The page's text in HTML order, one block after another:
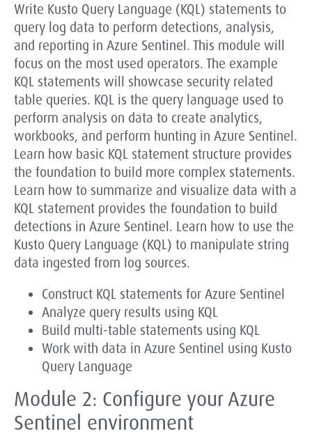
Write Kusto Query Language (KQL) statements to
query log data to perform detections, analysis,
and reporting in Azure Sentinel. This module will
focus on the most used operators. The example
KQL statements will showcase security related
table queries. KQL is the query language used to
perform analysis on data to create analytics,
workbooks, and perform hunting in Azure Sentinel.
Learn how basic KQL statement structure provides
the foundation to build more complex statements.
Learn how to summarize and visualize data with a
KQL statement provides the foundation to build
detections in Azure Sentinel. Learn how to use the
Kusto Query Language (KQL) to manipulate string
data ingested from log sources.
Construct KQL statements for Azure Sentinel
Analyze query results using KQL
Build multi-table statements using KQL
Work with data in Azure Sentinel using Kusto
Query Language
Module 2: Configure your Azure
Sentinel environment